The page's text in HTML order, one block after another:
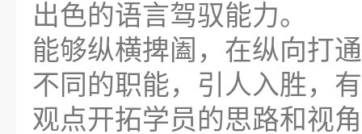
出色的语言驾驭能力。
能够纵横捭阖，在纵向打
不同的职能，引人入胜，
观点开拓学员的思路和视